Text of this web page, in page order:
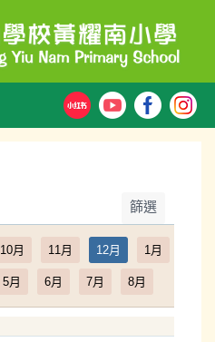
篩選
10月 11月 12月 1月
5月 6月 7月 8月